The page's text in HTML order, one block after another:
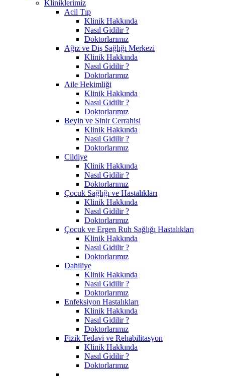
Kliniklerimiz
Acil Tıp
Klinik Hakkında
Nasıl Gidilir ?
Doktorlarımız
Ağız ve Diş Sağlığı Merkezi
Klinik Hakkında
Nasıl Gidilir ?
Doktorlarımız
Aile Hekimliği
Klinik Hakkında
Nasıl Gidilir ?
Doktorlarımız
Beyin ve Sinir Cerrahisi
Klinik Hakkında
Nasıl Gidilir ?
Doktorlarımız
Cildiye
Klinik Hakkında
Nasıl Gidilir ?
Doktorlarımız
Çocuk Sağlığı ve Hastalıkları
Klinik Hakkında
Nasıl Gidilir ?
Doktorlarımız
Çocuk ve Ergen Ruh Sağlığı Hastalıkları
Klinik Hakkında
Nasıl Gidilir ?
Doktorlarımız
Dahiliye
Klinik Hakkında
Nasıl Gidilir ?
Doktorlarımız
Enfeksiyon Hastalıkları
Klinik Hakkında
Nasıl Gidilir ?
Doktorlarımız
Fizik Tedavi ve Rehabilitasyon
Klinik Hakkında
Nasıl Gidilir ?
Doktorlarımız